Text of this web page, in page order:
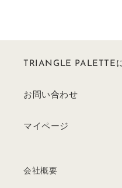
TRIANGLE PALETTE
お問い合わせ
マイページ
会社概要